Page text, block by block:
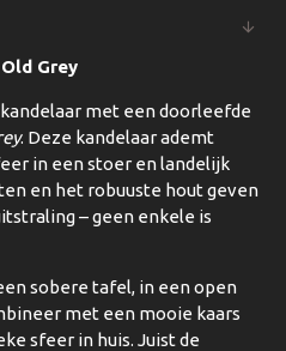
Grey
met een doorleefde
. Deze kandelaar ademt
in een stoer en landelijk
en het robuuste hout geven
– geen enkele is
sobere tafel, in een open
met een mooie kaars
sfeer in huis. Juist de